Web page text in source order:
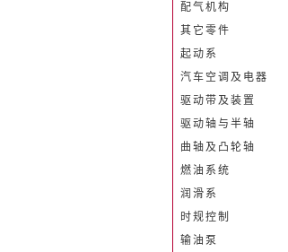
配气机构
其它零件
起动系
汽车空调及电器
驱动带及装置
驱动轴与半轴
曲轴及凸轮轴
燃油系统
润滑系
时规控制
输油泵